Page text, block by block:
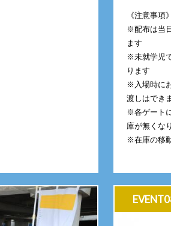
《注意事項》
※配布は当
ます
※未就学児
ります
※入場時に
渡しはでき
※各ゲート
庫が無くな
※在庫の移